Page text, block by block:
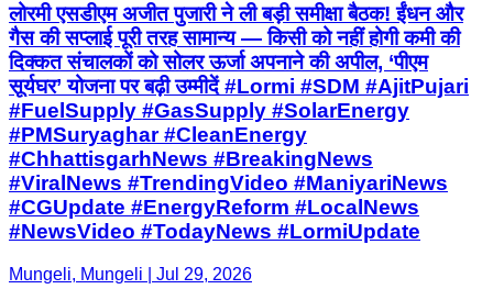
लोरमी एसडीएम अजीत पुजारी ने ली बड़ी समीक्षा बैठक! ईंधन और
गैस की सप्लाई पूरी तरह सामान्य — किसी को नहीं होगी कमी की
दिक्कत संचालकों को सोलर ऊर्जा अपनाने की अपील, ‘पीएम
सूर्यघर’ योजना पर बढ़ी उम्मीदें #Lormi #SDM #AjitPujari
#FuelSupply #GasSupply #SolarEnergy
#PMSuryaghar #CleanEnergy
#ChhattisgarhNews #BreakingNews
#ViralNews #TrendingVideo #ManiyariNews
#CGUpdate #EnergyReform #LocalNews
#NewsVideo #TodayNews #LormiUpdate
Mungeli, Mungeli | Jul 29, 2026